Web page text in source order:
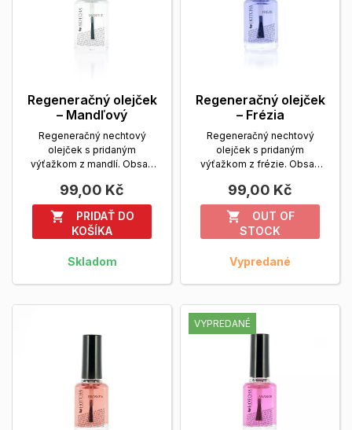
Regeneračný olejček
– Mandľový
Regeneračný nechtový
olejček s pridaným
výťažkom z mandlí. Obsah
99,00 Kč

PRIDAŤ DO
KOŠÍKA
Skladom
Regeneračný olejček
– Frézia
Regeneračný nechtový
olejček s pridaným
výťažkom z frézie. Obsah
99,00 Kč

OUT OF
STOCK
Vypredané
VYPREDANÉ